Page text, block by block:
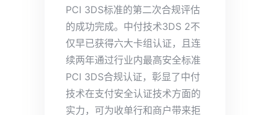
PCI 3DS标准的第二次合规评估
的成功完成。中付技术3DS 2不
仅早已获得六大卡组认证，且连
续两年通过行业内最高安全标准
PCI 3DS合规认证，彰显了中付
技术在支付安全认证技术方面的
实力，可为收单行和商户带来拒